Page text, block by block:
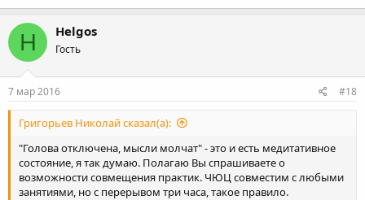
H Helgos
Гость
7 мар 2016 #18
Григорьев Николай сказал(а):
"Голова отключена, мысли молчат" - это и есть медитативное
состояние, я так думаю. Полагаю Вы спрашиваете о
возможности совмещения практик. ЧЮЦ совместим с любыми
занятиями, но с перерывом три часа, такое правило.